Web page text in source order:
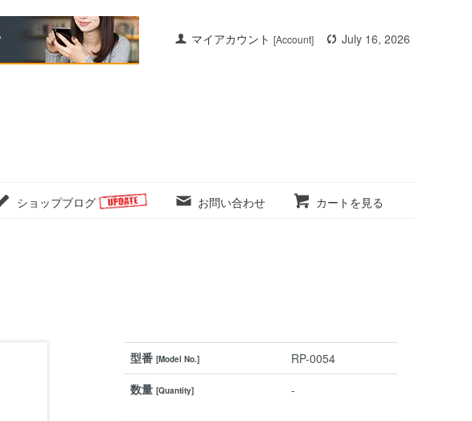
マイアカウント [Account] July 16, 2026
ショップブログ お問い合わせ カートを見る
型番[Model No.]
RP-0054
数量[Quantity] -